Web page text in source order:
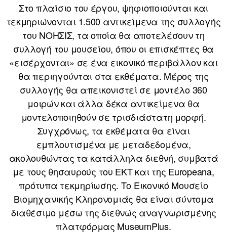
Στο πλαίσιο του έργου, ψηφιοποιούνται και
τεκμηριώνονται 1.500 αντικείμενα της συλλογής
του ΝΟΗΣΙΣ, τα οποία θα αποτελέσουν τη
συλλογή του μουσείου, όπου οι επισκέπτες θα
«εισέρχονται» σε ένα εικονικό περιβάλλον και
θα περιηγούνται στα εκθέματα. Μέρος της
συλλογής θα απεικονιστεί σε μοντέλο 360
μοιρών και άλλα δέκα αντικείμενα θα
μοντελοποιηθούν σε τρισδιάστατη μορφή.
Συγχρόνως, τα εκθέματα θα είναι
εμπλουτισμένα με μεταδεδομένα,
ακολουθώντας τα κατάλληλα διεθνή, συμβατά
με τους θησαυρούς του ΕΚΤ και της Europeana,
πρότυπα τεκμηρίωσης. Το Εικονικό Μουσείο
Βιομηχανικής Κληρονομιάς θα είναι σύντομα
διαθέσιμο μέσω της διεθνώς αναγνωρισμένης
πλατφόρμας MuseumPlus.